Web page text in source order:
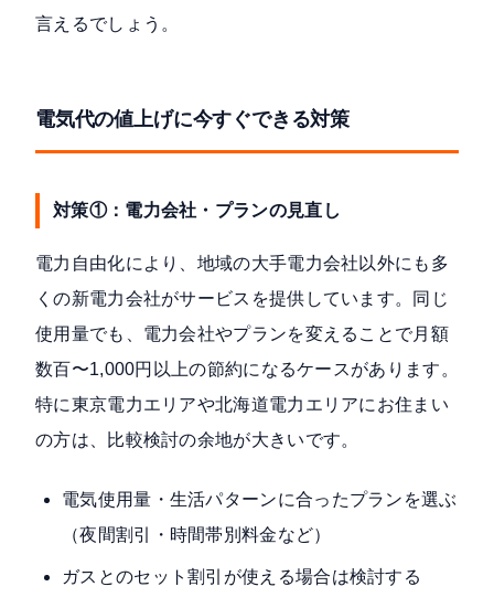
言えるでしょう。
電気代の値上げに今すぐできる対策
対策①：電力会社・プランの見直し
電力自由化により、地域の大手電力会社以外にも多
くの新電力会社がサービスを提供しています。同じ
使用量でも、電力会社やプランを変えることで月額
数百〜1,000円以上の節約になるケースがあります。
特に東京電力エリアや北海道電力エリアにお住まい
の方は、比較検討の余地が大きいです。
電気使用量・生活パターンに合ったプランを選ぶ
（夜間割引・時間帯別料金など）
ガスとのセット割引が使える場合は検討する